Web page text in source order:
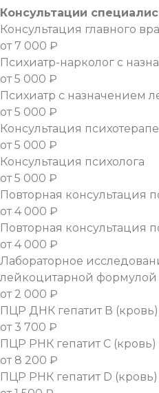
Консультации
Консультация главного
от 7 000 ₽
Психиатр-нарколог с
от 5 000 ₽
Психиатр с назначением
от 5 000 ₽
Консультация
от 5 000 ₽
Консультация психолога
от 5 000 ₽
Повторная консультация
от 4 000 ₽
Повторная консультация
от 4 000 ₽
Лабораторное
лейкоцитарной
от 2 000 ₽
ПЦР ДНК гепатит В (кровь)
от 3 700 ₽
ПЦР РНК гепатит С (кровь)
от 8 200 ₽
ПЦР РНК гепатит D (кровь)